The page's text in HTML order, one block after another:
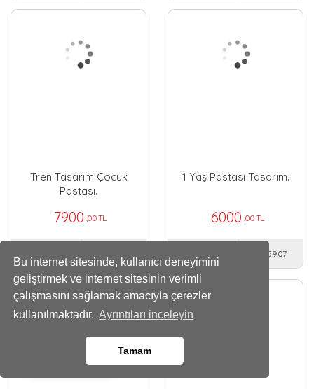
Bu internet sitesinde, kullanıcı deneyimini
geliştirmek ve internet sitesinin verimli
çalışmasını sağlamak amacıyla çerezler
kullanılmaktadır. Ayrıntıları inceleyin
Tamam
Tren Tasarım Çocuk
Pastası.
7900 ,00 TL
1 Yaş Pastası Tasarım.
6000 ,00 TL
25907